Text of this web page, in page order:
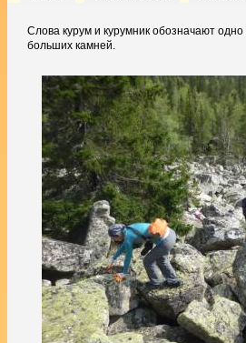
Слова курум и курумник обозначают
больших камней.